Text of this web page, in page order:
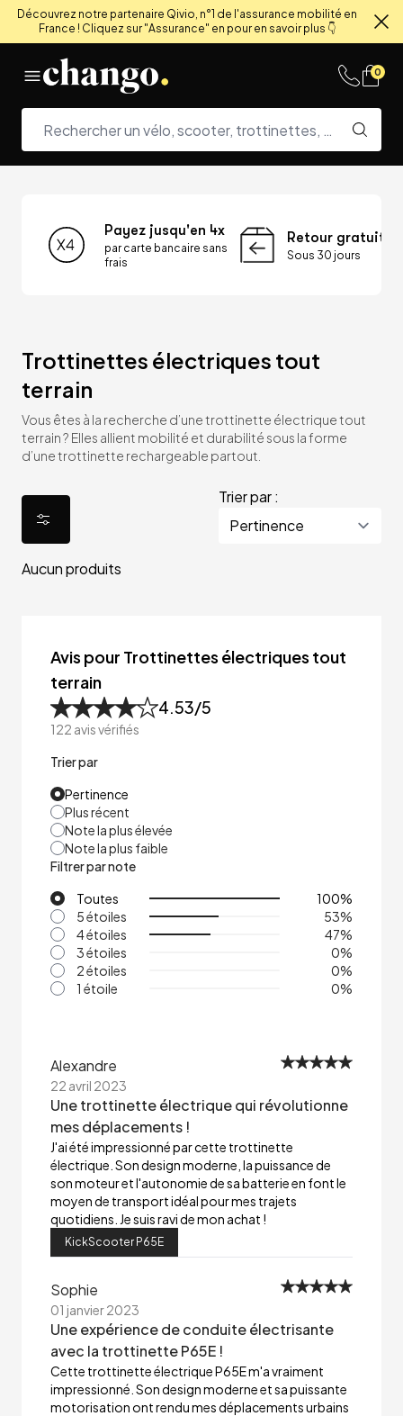
Découvrez notre partenaire Qivio, n°1 de l'assurance mobilité en
France ! Cliquez sur "Assurance" en pour en savoir plus 👇
0
Payez jusqu'en 4x
par carte bancaire sans
frais
Retour gratuit
Sous 30 jours
Trottinettes électriques tout
terrain
Vous êtes à la recherche d’une trottinette électrique tout
terrain ? Elles allient mobilité et durabilité sous la forme
d’une trottinette rechargeable partout.
Trier par :
Aucun produits
Avis pour Trottinettes électriques tout
terrain
4.53/5
122 avis vérifiés
Trier par
Pertinence
Plus récent
Note la plus élevée
Note la plus faible
Filtrer par note
Toutes
100%
5 étoiles
53%
4 étoiles
47%
3 étoiles
0%
2 étoiles
0%
1 étoile
0%
Alexandre
22 avril 2023
Une trottinette électrique qui révolutionne
mes déplacements !
J'ai été impressionné par cette trottinette
électrique. Son design moderne, la puissance de
son moteur et l'autonomie de sa batterie en font le
moyen de transport idéal pour mes trajets
quotidiens. Je suis ravi de mon achat !
KickScooter P65E
Sophie
01 janvier 2023
Une expérience de conduite électrisante
avec la trottinette P65E !
Cette trottinette électrique P65E m'a vraiment
impressionné. Son design moderne et sa puissante
motorisation ont rendu mes déplacements urbains